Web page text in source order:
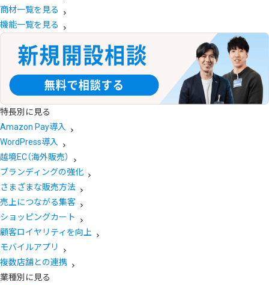
商材一覧を見る
機能一覧を見る
特長別に見る
Amazon Pay導入
WordPress導入
越境EC（海外販売）
ブランディングの強化
さまざまな販売方法
売上につながる集客
ショッピングカート
顧客ロイヤリティを向上
モバイルアプリ
複数店舗との連携
業種別に見る